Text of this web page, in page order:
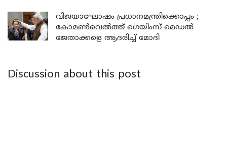
വിജയാഘോഷം പ്രധാനമന്ത്രിക്കൊപ്പം ;
കോമൺവെൽത്ത് ഗെയിംസ് മെഡൽ
ജേതാക്കളെ ആദരിച്ച് മോദി
Discussion about this post